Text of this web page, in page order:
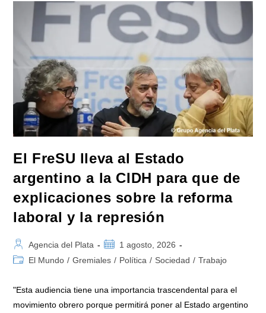
Social»
Para
El
Gobierno
Que
Impone
Un
Ajuste
Salvaje
Que
Solo
Cierra
Con
Represión
El FreSU lleva al Estado
argentino a la CIDH para que de
explicaciones sobre la reforma
laboral y la represión
Autor
de
Agencia del Plata
Publicación
1 agosto, 2026
Categoría
El Mundo / Gremiales / Política / Sociedad / Trabajo
"Esta audiencia tiene una importancia trascendental para el
movimiento obrero porque permitirá poner al Estado argentino